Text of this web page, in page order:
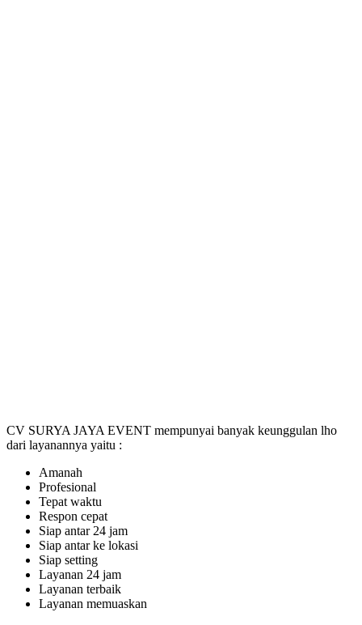
CV SURYA JAYA EVENT mempunyai banyak keunggulan lho
dari layanannya yaitu :
Amanah
Profesional
Tepat waktu
Respon cepat
Siap antar 24 jam
Siap antar ke lokasi
Siap setting
Layanan 24 jam
Layanan terbaik
Layanan memuaskan